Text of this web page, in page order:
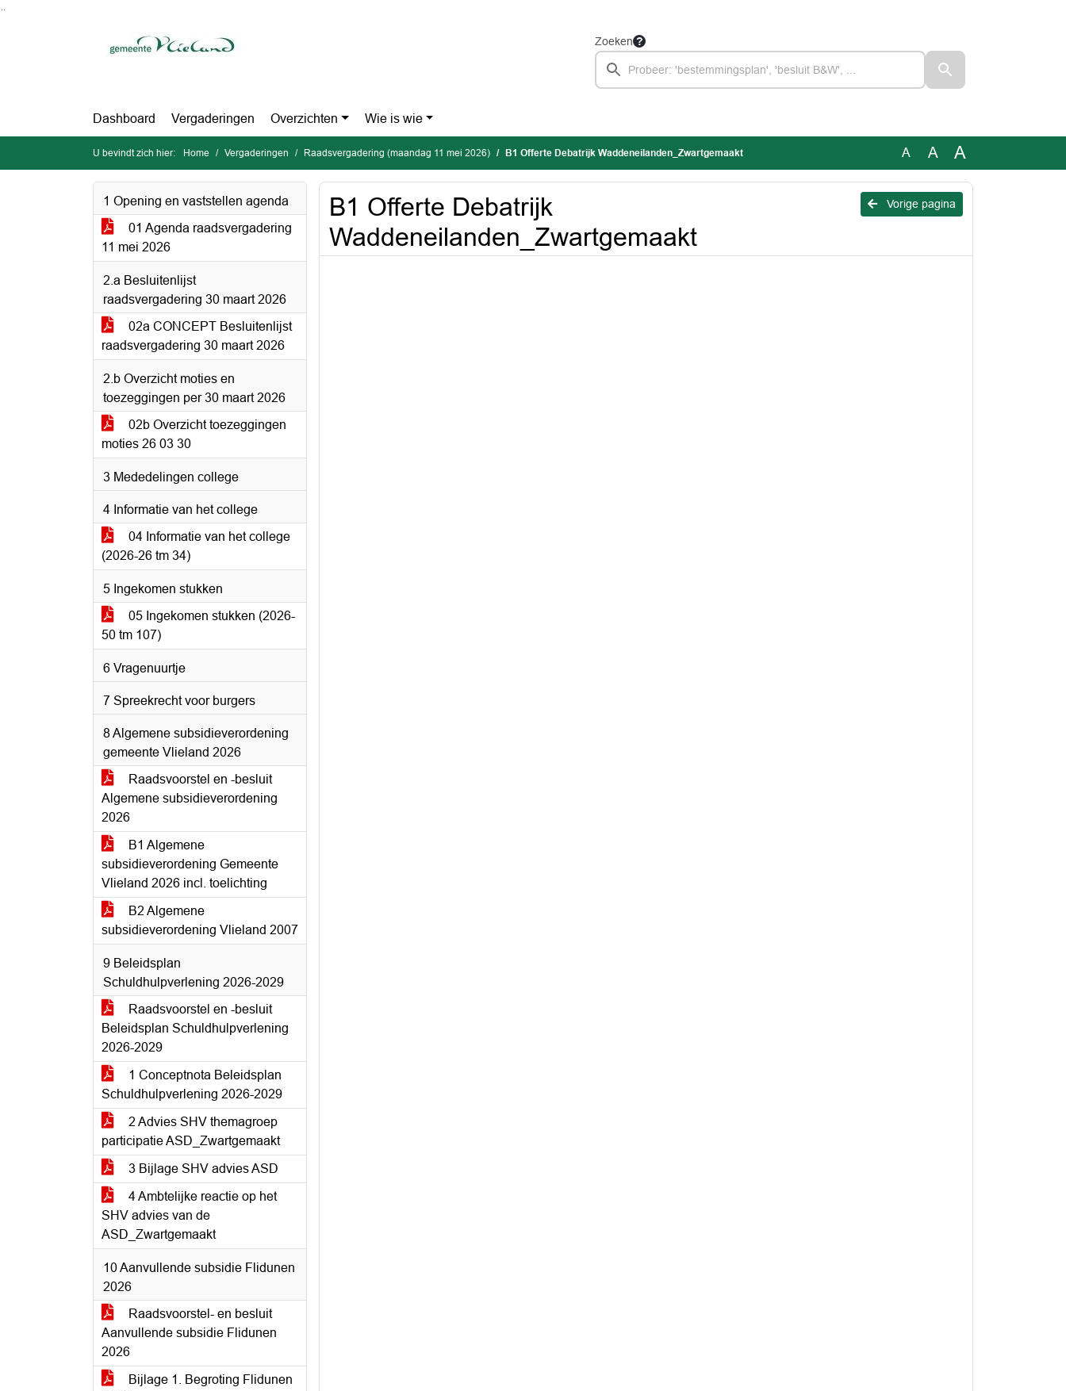
Zoeken
Dashboard Vergaderingen Overzichten Wie is wie
U bevindt zich hier: Home Vergaderingen Raadsvergadering (maandag 11 mei 2026) B1 Offerte Debatrijk Waddeneilanden_Zwartgemaakt A A A
1 Opening en vaststellen agenda
01 Agenda raadsvergadering
11 mei 2026
2.a Besluitenlijst
raadsvergadering 30 maart 2026
02a CONCEPT Besluitenlijst
raadsvergadering 30 maart 2026
2.b Overzicht moties en
toezeggingen per 30 maart 2026
02b Overzicht toezeggingen
moties 26 03 30
3 Mededelingen college
4 Informatie van het college
04 Informatie van het college
(2026-26 tm 34)
5 Ingekomen stukken
05 Ingekomen stukken (2026-
50 tm 107)
6 Vragenuurtje
7 Spreekrecht voor burgers
8 Algemene subsidieverordening
gemeente Vlieland 2026
Raadsvoorstel en -besluit
Algemene subsidieverordening
2026
B1 Algemene
subsidieverordening Gemeente
Vlieland 2026 incl. toelichting
B2 Algemene
subsidieverordening Vlieland 2007
9 Beleidsplan
Schuldhulpverlening 2026-2029
Raadsvoorstel en -besluit
Beleidsplan Schuldhulpverlening
2026-2029
1 Conceptnota Beleidsplan
Schuldhulpverlening 2026-2029
2 Advies SHV themagroep
participatie ASD_Zwartgemaakt
3 Bijlage SHV advies ASD
4 Ambtelijke reactie op het
SHV advies van de
ASD_Zwartgemaakt
10 Aanvullende subsidie Flidunen
2026
Raadsvoorstel- en besluit
Aanvullende subsidie Flidunen
2026
Bijlage 1. Begroting Flidunen
Vorige pagina
B1 Offerte Debatrijk
Waddeneilanden_Zwartgemaakt